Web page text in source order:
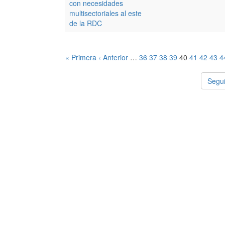
con necesidades
multisectoriales al este
de la RDC
« Primera ‹ Anterior … 36 37 38 39 40 41 42 43